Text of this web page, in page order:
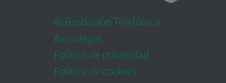
© Fundación Telefónica
Aviso legal
Política de privacidad
Política de cookies